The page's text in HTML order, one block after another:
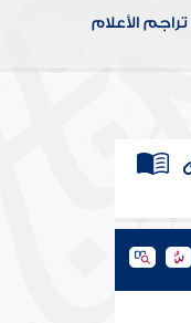
تراجم الأعلام